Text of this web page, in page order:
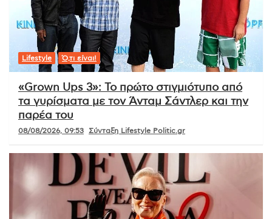
Lifestyle Ό,τι είναι!
«Grown Ups 3»: Το πρώτο στιγμιότυπο από
τα γυρίσματα με τον Άνταμ Σάντλερ και την
παρέα του
08/08/2026, 09:53 Σύνταξη Lifestyle Politic.gr